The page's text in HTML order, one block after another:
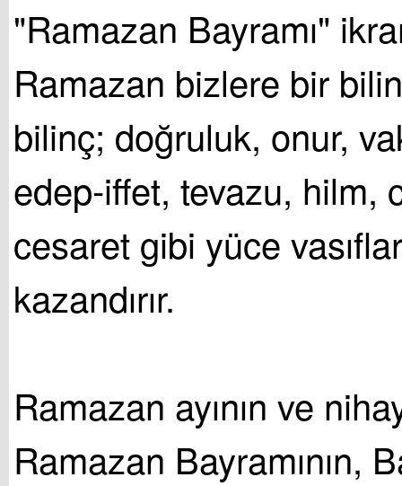
"Ramazan Bayramı"
Ramazan bizlere bir
bilinç; doğruluk, onur,
edep-iffet, tevazu, hilm,
cesaret gibi yüce
kazandırır.
Ramazan ayının ve
Ramazan Bayramının,